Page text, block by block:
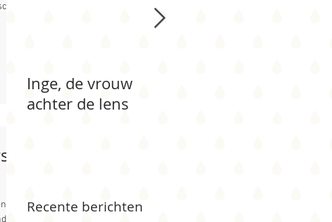
en
Inge, de vrouw
achter de lens
Recente berichten